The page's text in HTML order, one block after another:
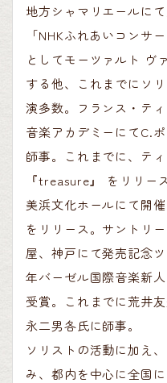
地方シャマリエールに
「NHKふれあいコンサ
としてモーツァルト ヴ
する他、これまでにソ
演多数。フランス・テ
音楽アカデミーにてC.
師事。これまでに、テ
『treasure』 をリリー
美浜文化ホールにて開
をリリース。サントリ
屋、神戸にて発売記念
年バーゼル国際音楽新
受賞。これまでに荒井
永二男各氏に師事。
ソリストの活動に加え
み、都内を中心に全国